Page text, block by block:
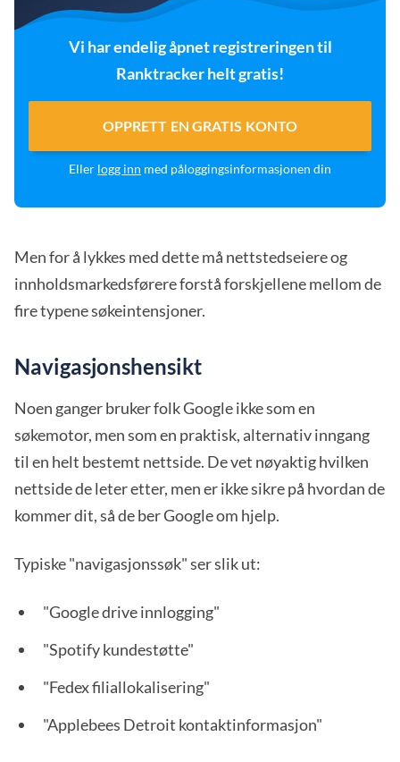
Vi har endelig åpnet registreringen til
Ranktracker helt gratis!
OPPRETT EN GRATIS KONTO
Eller logg inn med påloggingsinformasjonen din
Men for å lykkes med dette må nettstedseiere og
innholdsmarkedsførere forstå forskjellene mellom de
fire typene søkeintensjoner.
Navigasjonshensikt
Noen ganger bruker folk Google ikke som en
søkemotor, men som en praktisk, alternativ inngang
til en helt bestemt nettside. De vet nøyaktig hvilken
nettside de leter etter, men er ikke sikre på hvordan de
kommer dit, så de ber Google om hjelp.
Typiske "navigasjonssøk" ser slik ut:
"Google drive innlogging"
"Spotify kundestøtte"
"Fedex filiallokalisering"
"Applebees Detroit kontaktinformasjon"